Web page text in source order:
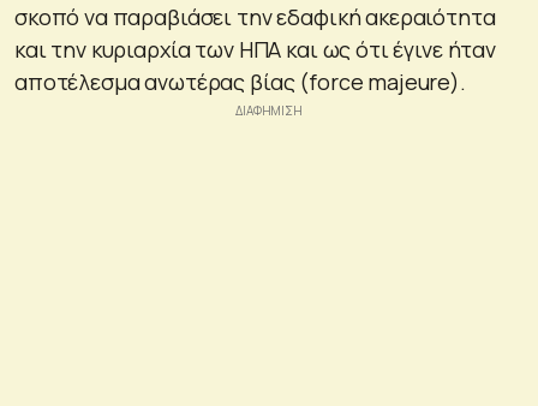
σκοπό να παραβιάσει την εδαφική ακεραιότητα
και την κυριαρχία των ΗΠΑ και ως ότι έγινε ήταν
αποτέλεσμα ανωτέρας βίας (force majeure).